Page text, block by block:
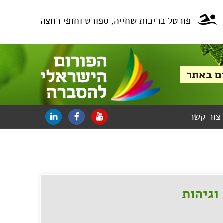
פורטל בריכות שחייה, ספורט וחופי רחצה
צור קשר